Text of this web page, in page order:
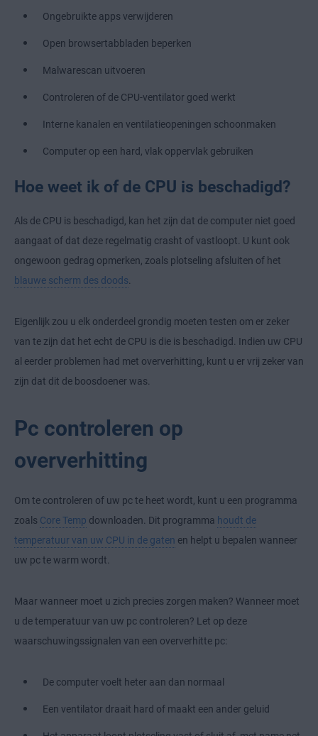
Ongebruikte apps verwijderen
Open browsertabbladen beperken
Malwarescan uitvoeren
Controleren of de CPU-ventilator goed werkt
Interne kanalen en ventilatieopeningen schoonmaken
Computer op een hard, vlak oppervlak gebruiken
Hoe weet ik of de CPU is beschadigd?
Als de CPU is beschadigd, kan het zijn dat de computer niet goed
aangaat of dat deze regelmatig crasht of vastloopt. U kunt ook
ongewoon gedrag opmerken, zoals plotseling afsluiten of het
blauwe scherm des doods.
Eigenlijk zou u elk onderdeel grondig moeten testen om er zeker
van te zijn dat het echt de CPU is die is beschadigd. Indien uw CPU
al eerder problemen had met oververhitting, kunt u er vrij zeker van
zijn dat dit de boosdoener was.
Pc controleren op
oververhitting
Om te controleren of uw pc te heet wordt, kunt u een programma
zoals Core Temp downloaden. Dit programma houdt de
temperatuur van uw CPU in de gaten en helpt u bepalen wanneer
uw pc te warm wordt.
Maar wanneer moet u zich precies zorgen maken? Wanneer moet
u de temperatuur van uw pc controleren? Let op deze
waarschuwingssignalen van een oververhitte pc:
De computer voelt heter aan dan normaal
Een ventilator draait hard of maakt een ander geluid